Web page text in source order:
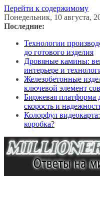
Перейти к содержимому
Понедельник, 10 августа,
Последние:
Технологии
до готового изделия
Дровяные камины:
интерьере и
Железобетонные
ключевой элемент
Биржевая платформа
скорость и
Колорфул
коробка?